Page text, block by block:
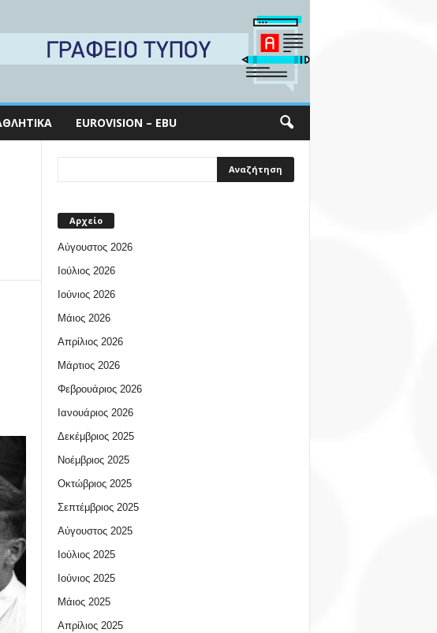
EUROVISION – EBU
Αρχείο
Αύγουστος 2026
Ιούλιος 2026
Ιούνιος 2026
Μάιος 2026
Απρίλιος 2026
Μάρτιος 2026
Φεβρουάριος 2026
Ιανουάριος 2026
Δεκέμβριος 2025
Νοέμβριος 2025
Οκτώβριος 2025
Σεπτέμβριος 2025
Αύγουστος 2025
Ιούλιος 2025
Ιούνιος 2025
Μάιος 2025
Απρίλιος 2025